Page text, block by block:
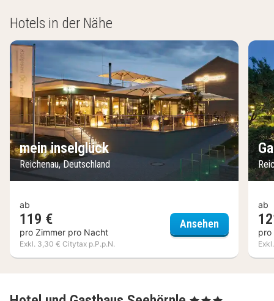
Hotels in der Nähe
mein inselglück
Reichenau, Deutschland
ab
119 €
pro Zimmer pro Nacht
Exkl. 3,30 € Citytax p.P.p.N.
Ansehen mein
ab
pro
, 3 Sterne